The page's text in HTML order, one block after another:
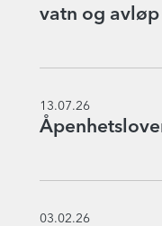
vatn og avløp
13.07.26
03.02.26